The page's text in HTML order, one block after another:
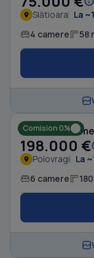
Slătioara La
4 camere 58
Comision 0%
Casă cu 6
198.000 €
Polovragi La
6 camere